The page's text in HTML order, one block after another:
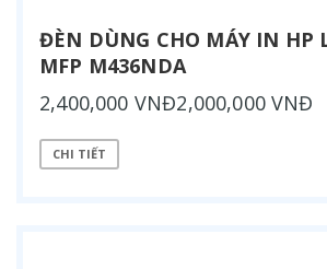
ĐÈN DÙNG CHO MÁY IN HP
MFP M436NDA
2,400,000 VNĐ2,000,000 VNĐ
CHI TIẾT